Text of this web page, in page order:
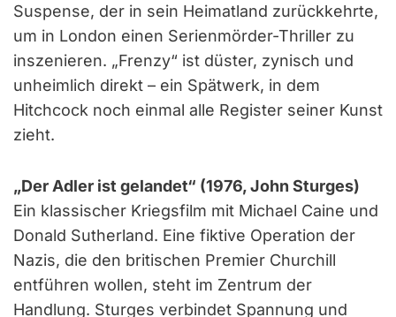
Suspense, der in sein Heimatland zurückkehrte,
um in London einen Serienmörder-Thriller zu
inszenieren. „Frenzy“ ist düster, zynisch und
unheimlich direkt – ein Spätwerk, in dem
Hitchcock noch einmal alle Register seiner Kunst
zieht.
„Der Adler ist gelandet“ (1976, John Sturges)
Ein klassischer Kriegsfilm mit Michael Caine und
Donald Sutherland. Eine fiktive Operation der
Nazis, die den britischen Premier Churchill
entführen wollen, steht im Zentrum der
Handlung. Sturges verbindet Spannung und